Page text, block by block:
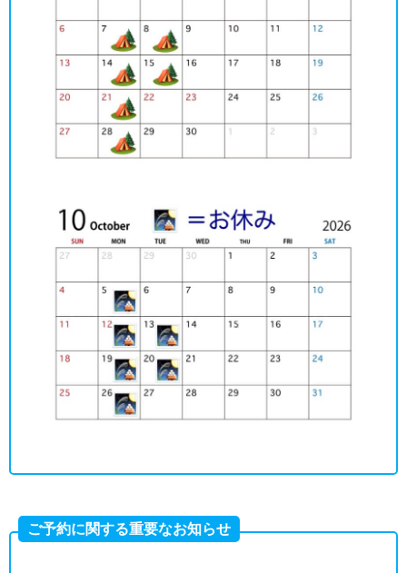
ご予約に関する重要なお知らせ